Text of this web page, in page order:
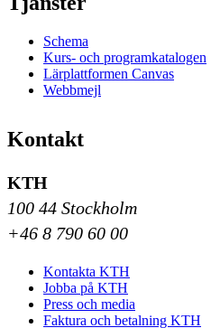
Schema
Kurs- och programkatalogen
Lärplattformen Canvas
Webbmejl
Kontakt
KTH
100 44 Stockholm
+46 8 790 60 00
Kontakta KTH
Jobba på KTH
Press och media
Faktura och betalning KTH